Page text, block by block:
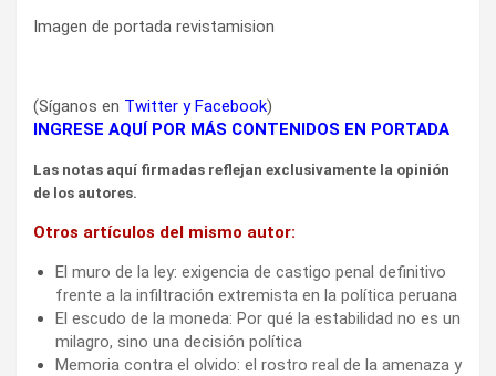
Imagen de portada revistamision
(Síganos en Twitter yFacebook)
INGRESE AQUÍ POR MÁS CONTENIDOS EN PORTADA
Las notas aquí firmadas reflejan exclusivamente la opinión
de los autores.
Otros artículos del mismo autor:
El muro de la ley: exigencia de castigo penal definitivo
frente a la infiltración extremista en la política peruana
El escudo de la moneda: Por qué la estabilidad no es un
milagro, sino una decisión política
Memoria contra el olvido: el rostro real de la amenaza y